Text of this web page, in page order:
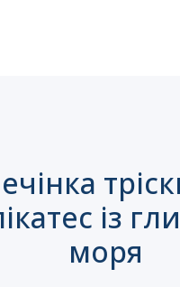
із
моря